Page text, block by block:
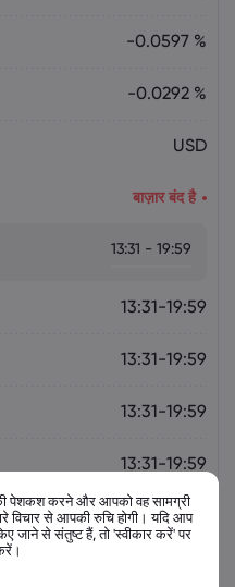
-0.0597 %
-0.0292 %
USD
बाज़ार बंद है
13:31 - 19:59
13:31-19:59
13:31-19:59
13:31-19:59
13:31-19:59
पेशकश करने और आपको वह सामग्री
विचार से आपकी रुचि होगी। यदि आप
जाने से संतुष्ट हैं, तो 'स्वीकार करें' पर